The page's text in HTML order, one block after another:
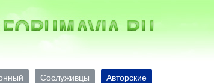
Сослуживцы Авторские